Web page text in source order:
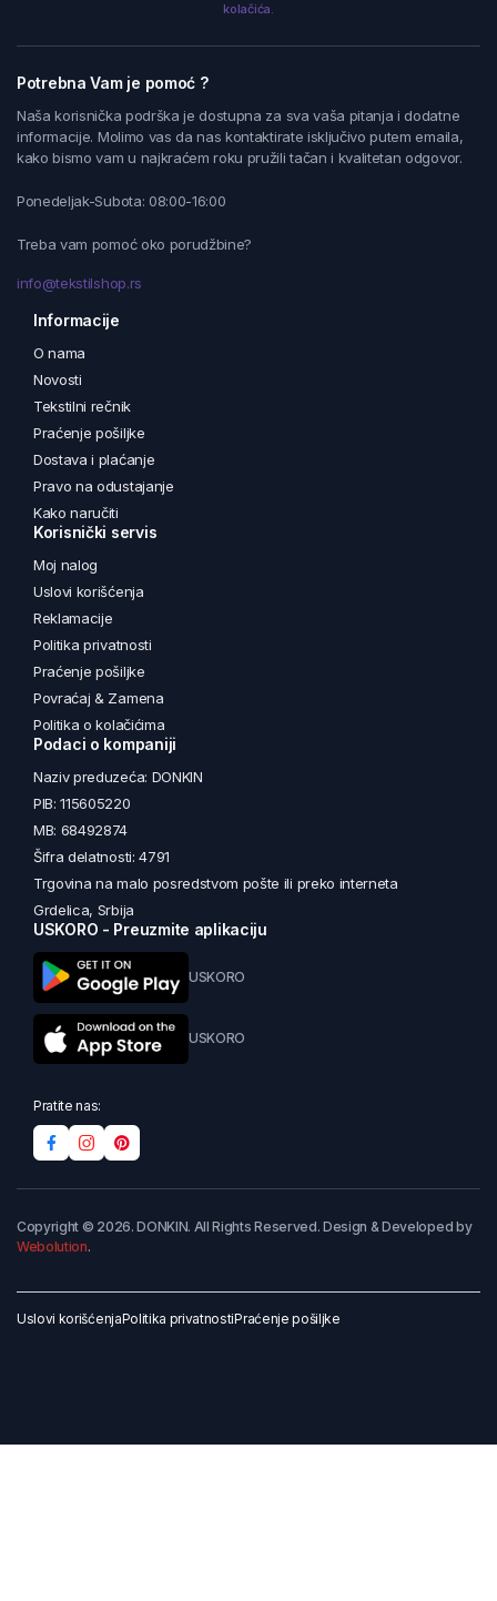
kolačića.
Potrebna Vam je pomoć ?
Naša korisnička podrška je dostupna za sva vaša pitanja i dodatne
informacije. Molimo vas da nas kontaktirate isključivo putem emaila,
kako bismo vam u najkraćem roku pružili tačan i kvalitetan odgovor.
Ponedeljak-Subota: 08:00-16:00
Treba vam pomoć oko porudžbine?
info@tekstilshop.rs
Informacije
O nama
Novosti
Tekstilni rečnik
Praćenje pošiljke
Dostava i plaćanje
Pravo na odustajanje
Kako naručiti
Korisnički servis
Moj nalog
Uslovi korišćenja
Reklamacije
Politika privatnosti
Praćenje pošiljke
Povraćaj & Zamena
Politika o kolačićima
Podaci o kompaniji
Naziv preduzeća: DONKIN
PIB: 115605220
MB: 68492874
Šifra delatnosti: 4791
Trgovina na malo posredstvom pošte ili preko interneta
Grdelica, Srbija
USKORO - Preuzmite aplikaciju
USKORO
USKORO
Pratite nas:
Copyright © 2026. DONKIN. All Rights Reserved. Design & Developed by
Webolution.
Uslovi korišćenjaPolitika privatnostiPraćenje pošiljke